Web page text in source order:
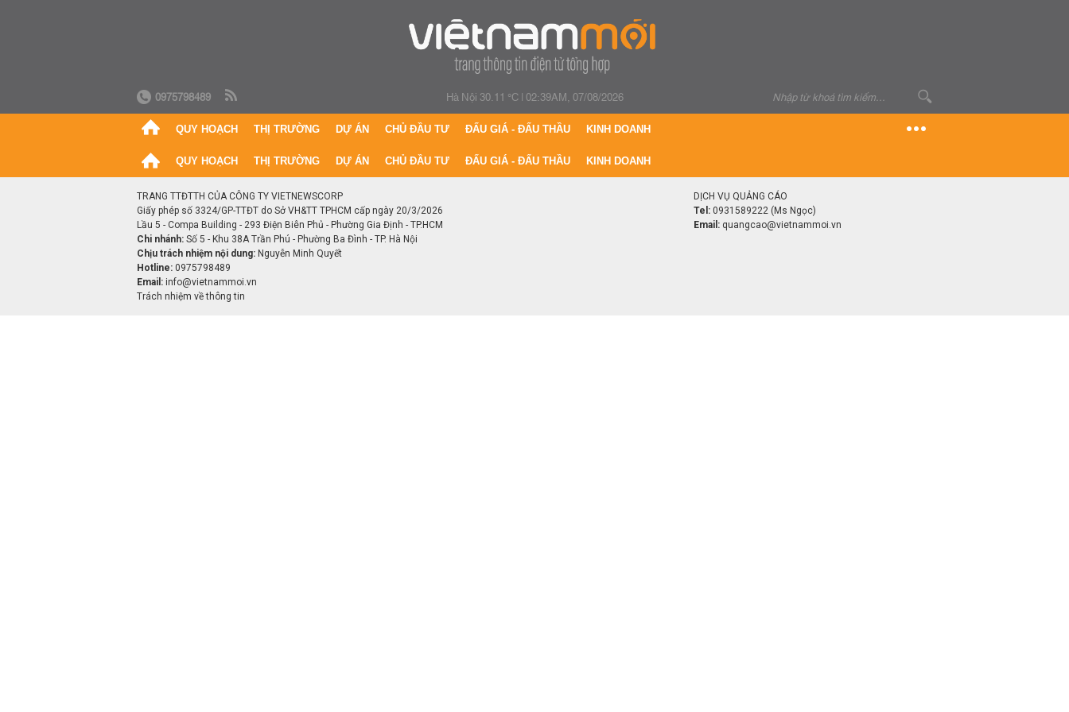
0975798489 Hà Nội 30.11 °C|02:39AM, 07/08/2026
QUY HOẠCH THỊ TRƯỜNG DỰ ÁN CHỦ ĐẦU TƯ ĐẤU GIÁ - ĐẤU THẦU KINH DOANH
QUY HOẠCH THỊ TRƯỜNG DỰ ÁN CHỦ ĐẦU TƯ ĐẤU GIÁ - ĐẤU THẦU KINH DOANH
TRANG TTĐTTH CỦA CÔNG TY VIETNEWSCORP
Giấy phép số 3324/GP-TTĐT do Sở VH&TT TPHCM cấp ngày 20/3/2026
Lầu 5 - Compa Building - 293 Điện Biên Phủ - Phường Gia Định - TP.HCM
Chi nhánh: Số 5 - Khu 38A Trần Phú - Phường Ba Đình - TP. Hà Nội
Chịu trách nhiệm nội dung: Nguyễn Minh Quyết
Hotline: 0975798489
Email: info@vietnammoi.vn
Trách nhiệm về thông tin
DỊCH VỤ QUẢNG CÁO
Tel: 0931589222 (Ms Ngọc)
Email: quangcao@vietnammoi.vn